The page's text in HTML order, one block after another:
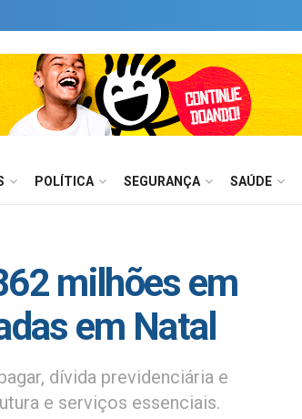
POLÍTICA SEGURANÇA SAÚDE
milhões em
em Natal
dívida previdenciária e
e serviços essenciais.